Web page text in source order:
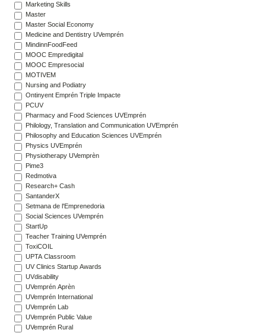
Marketing Skills
Master
Master Social Economy
Medicine and Dentistry UVemprén
MindinnFoodFeed
MOOC Empredigital
MOOC Empresocial
MOTIVEM
Nursing and Podiatry
Ontinyent Emprén Triple Impacte
PCUV
Pharmacy and Food Sciences UVEmprén
Philology, Translation and Communication UVEmprén
Philosophy and Education Sciences UVEmprén
Physics UVEmprén
Physiotherapy UVemprèn
Pime3
Redmotiva
Research+ Cash
SantanderX
Setmana de l'Emprenedoria
Social Sciences UVemprén
StartUp
Teacher Training UVemprén
ToxiCOIL
UPTA Classroom
UV Clinics Startup Awards
UVdisability
UVemprén Aprèn
UVemprén International
UVemprén Lab
UVemprén Public Value
UVemprén Rural